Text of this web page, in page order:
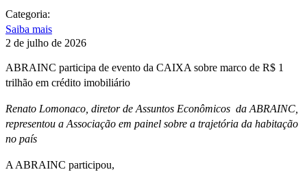
Categoria:
Saiba mais
2 de julho de 2026
ABRAINC participa de evento da CAIXA sobre marco de R$ 1
trilhão em crédito imobiliário
Renato Lomonaco, diretor de Assuntos Econômicos da ABRAINC,
representou a Associação em painel sobre a trajetória da habitação
no país
A ABRAINC participou,